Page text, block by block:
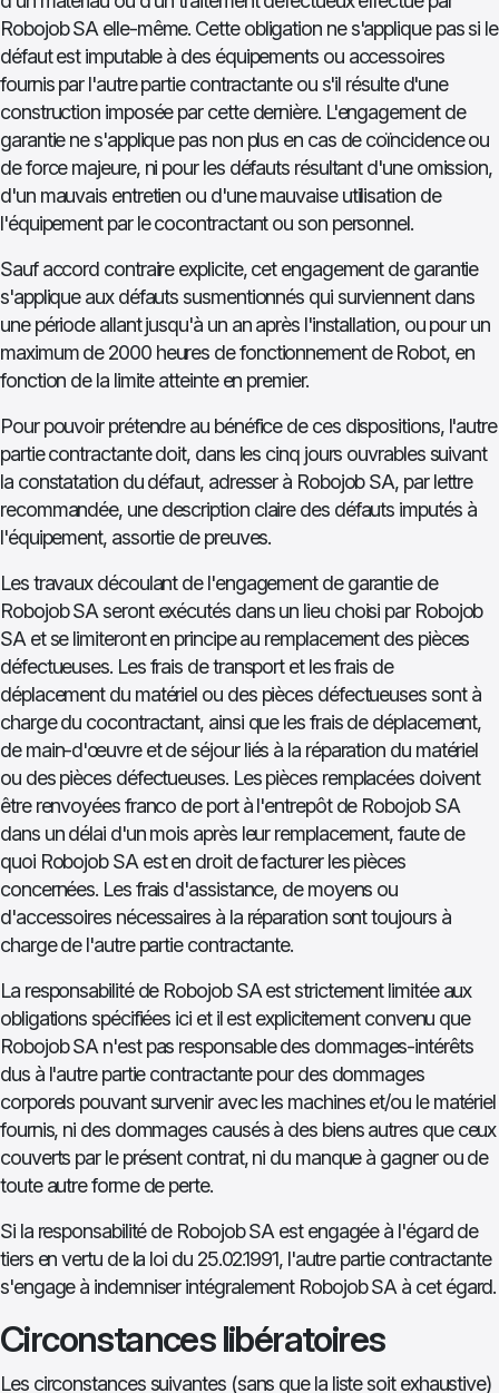
Robojob SA elle-même. Cette obligation ne s'applique pas si le
défaut est imputable à des équipements ou accessoires
fournis par l'autre partie contractante ou s'il résulte d'une
construction imposée par cette dernière. L'engagement de
garantie ne s'applique pas non plus en cas de coïncidence ou
de force majeure, ni pour les défauts résultant d'une omission,
d'un mauvais entretien ou d'une mauvaise utilisation de
l'équipement par le cocontractant ou son personnel.
Sauf accord contraire explicite, cet engagement de garantie
s'applique aux défauts susmentionnés qui surviennent dans
une période allant jusqu'à un an après l'installation, ou pour un
maximum de 2000 heures de fonctionnement de Robot, en
fonction de la limite atteinte en premier.
Pour pouvoir prétendre au bénéfice de ces dispositions, l'autre
partie contractante doit, dans les cinq jours ouvrables suivant
la constatation du défaut, adresser à Robojob SA, par lettre
recommandée, une description claire des défauts imputés à
l'équipement, assortie de preuves.
Les travaux découlant de l'engagement de garantie de
Robojob SA seront exécutés dans un lieu choisi par Robojob
SA et se limiteront en principe au remplacement des pièces
défectueuses. Les frais de transport et les frais de
déplacement du matériel ou des pièces défectueuses sont à
charge du cocontractant, ainsi que les frais de déplacement,
de main-d'œuvre et de séjour liés à la réparation du matériel
ou des pièces défectueuses. Les pièces remplacées doivent
être renvoyées franco de port à l'entrepôt de Robojob SA
dans un délai d'un mois après leur remplacement, faute de
quoi Robojob SA est en droit de facturer les pièces
concernées. Les frais d'assistance, de moyens ou
d'accessoires nécessaires à la réparation sont toujours à
charge de l'autre partie contractante.
La responsabilité de Robojob SA est strictement limitée aux
obligations spécifiées ici et il est explicitement convenu que
Robojob SA n'est pas responsable des dommages-intérêts
dus à l'autre partie contractante pour des dommages
corporels pouvant survenir avec les machines et/ou le matériel
fournis, ni des dommages causés à des biens autres que ceux
couverts par le présent contrat, ni du manque à gagner ou de
toute autre forme de perte.
Si la responsabilité de Robojob SA est engagée à l'égard de
tiers en vertu de la loi du 25.02.1991, l'autre partie contractante
s'engage à indemniser intégralement Robojob SA à cet égard.
Circonstances libératoires
Les circonstances suivantes (sans que la liste soit exhaustive)